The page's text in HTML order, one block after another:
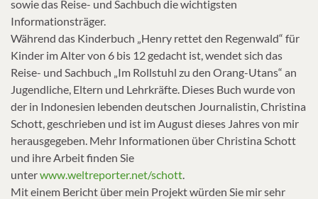
sowie das Reise- und Sachbuch die wichtigsten
Informationsträger.
Während das Kinderbuch „Henry rettet den Regenwald“ für
Kinder im Alter von 6 bis 12 gedacht ist, wendet sich das
Reise- und Sachbuch „Im Rollstuhl zu den Orang-Utans“ an
Jugendliche, Eltern und Lehrkräfte. Dieses Buch wurde von
der in Indonesien lebenden deutschen Journalistin, Christina
Schott, geschrieben und ist im August dieses Jahres von mir
herausgegeben. Mehr Informationen über Christina Schott
und ihre Arbeit finden Sie
unterwww.weltreporter.net/schott.
Mit einem Bericht über mein Projekt würden Sie mir sehr